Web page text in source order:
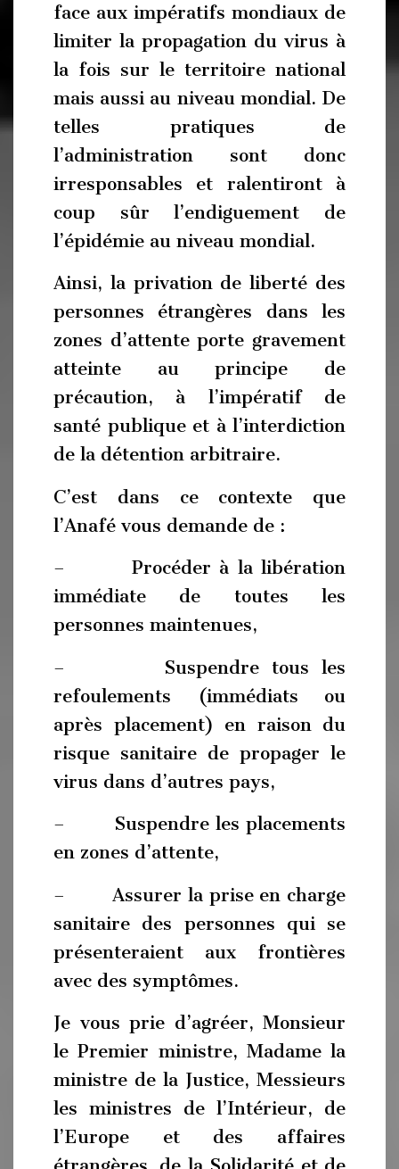
face aux impératifs mondiaux de
limiter la propagation du virus à
la fois sur le territoire national
mais aussi au niveau mondial. De
telles pratiques de
l’administration sont donc
irresponsables et ralentiront à
coup sûr l’endiguement de
l’épidémie au niveau mondial.
Ainsi, la privation de liberté des
personnes étrangères dans les
zones d’attente porte gravement
atteinte au principe de
précaution, à l’impératif de
santé publique et à l’interdiction
de la détention arbitraire.
C’est dans ce contexte que
l’Anafé vous demande de :
– Procéder à la libération
immédiate de toutes les
personnes maintenues,
– Suspendre tous les
refoulements (immédiats ou
après placement) en raison du
risque sanitaire de propager le
virus dans d’autres pays,
– Suspendre les placements
en zones d’attente,
– Assurer la prise en charge
sanitaire des personnes qui se
présenteraient aux frontières
avec des symptômes.
Je vous prie d’agréer, Monsieur
le Premier ministre, Madame la
ministre de la Justice, Messieurs
les ministres de l’Intérieur, de
l’Europe et des affaires